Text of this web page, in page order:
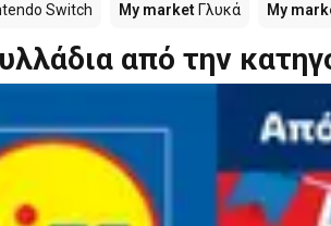
Switch My market Γλυκά My
από την